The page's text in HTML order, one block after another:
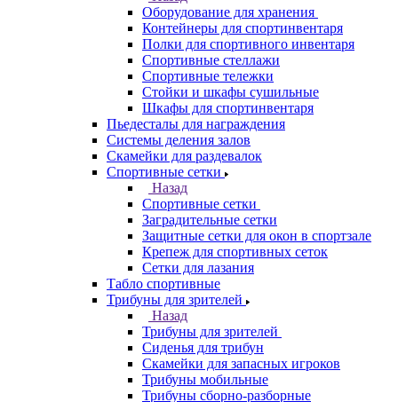
Оборудование для хранения
Контейнеры для спортинвентаря
Полки для спортивного инвентаря
Спортивные стеллажи
Спортивные тележки
Стойки и шкафы сушильные
Шкафы для спортинвентаря
Пьедесталы для награждения
Системы деления залов
Скамейки для раздевалок
Спортивные сетки
Назад
Спортивные сетки
Заградительные сетки
Защитные сетки для окон в спортзале
Крепеж для спортивных сеток
Сетки для лазания
Табло спортивные
Трибуны для зрителей
Назад
Трибуны для зрителей
Сиденья для трибун
Скамейки для запасных игроков
Трибуны мобильные
Трибуны сборно-разборные